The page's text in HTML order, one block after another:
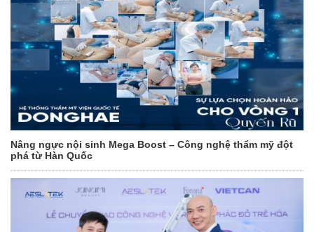
Nâng ngực nội sinh Mega Boost – Công nghệ thẩm mỹ đột
phá từ Hàn Quốc